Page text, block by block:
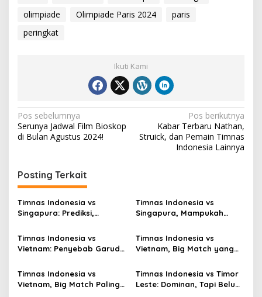
olimpiade
Olimpiade Paris 2024
paris
peringkat
Ikuti Kami
Navigasi
pos
Pos sebelumnya
Serunya Jadwal Film Bioskop
di Bulan Agustus 2024!
Pos berikutnya
Kabar Terbaru Nathan,
Struick, dan Pemain Timnas
Indonesia Lainnya
Posting Terkait
Timnas Indonesia vs
Singapura: Prediksi,
Timnas Indonesia vs
Singapura, Mampukah
Timnas Indonesia vs
Vietnam: Penyebab Garuda
Timnas Indonesia vs
Vietnam, Big Match yang
Timnas Indonesia vs
Vietnam, Big Match Paling
Timnas Indonesia vs Timor
Leste: Dominan, Tapi Belum